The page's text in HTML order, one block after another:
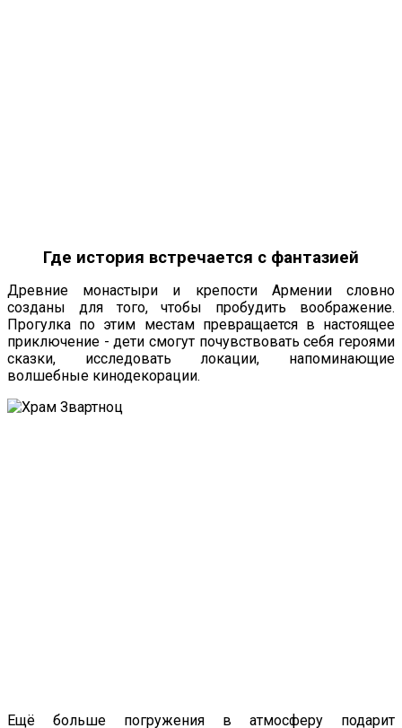
Где история встречается с фантазией
Древние монастыри и крепости Армении словно
созданы для того, чтобы пробудить воображение.
Прогулка по этим местам превращается в настоящее
приключение - дети смогут почувствовать себя героями
сказки, исследовать локации, напоминающие
волшебные кинодекорации.
Ещё больше погружения в атмосферу подарит